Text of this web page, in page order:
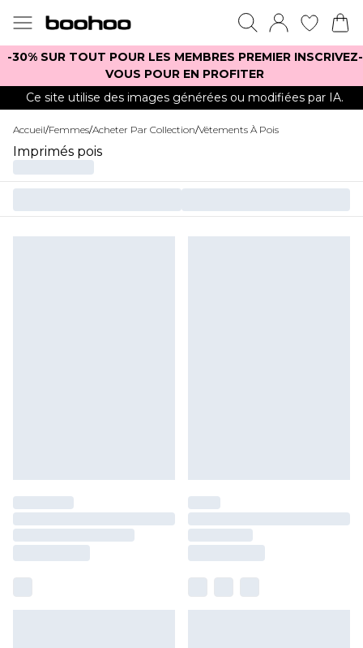
-30% SUR TOUT POUR LES MEMBRES PREMIER INSCRIVEZ-
VOUS POUR EN PROFITER
Ce site utilise des images générées ou modifiées par IA.
Accueil/Femmes/Acheter Par Collection/Vêtements À Pois
Imprimés pois